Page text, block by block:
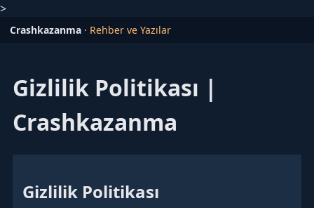
>
Crashkazanma · Rehber ve Yazılar
Gizlilik Politikası |
Crashkazanma
Gizlilik Politikası